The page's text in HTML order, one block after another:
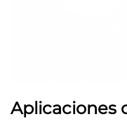
Aplicaciones